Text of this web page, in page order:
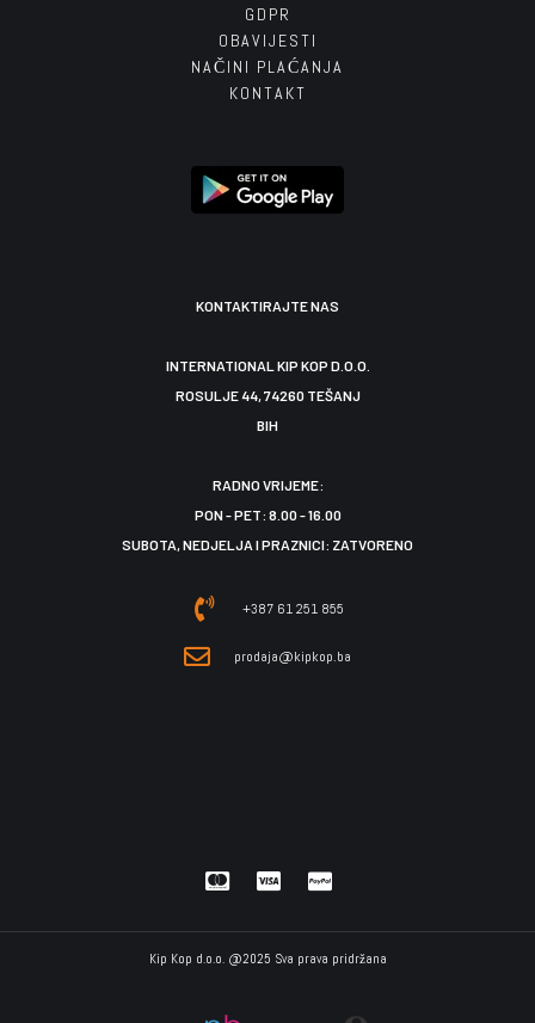
GDPR
OBAVIJESTI
NAČINI PLAĆANJA
KONTAKT
KONTAKTIRAJTE NAS
INTERNATIONAL KIP KOP D.O.O.
ROSULJE 44, 74260 TEŠANJ
BIH
RADNO VRIJEME:
PON - PET: 8.00 - 16.00
SUBOTA, NEDJELJA I PRAZNICI: ZATVORENO
+387 61 251 855
prodaja@kipkop.ba
Kip Kop d.o.o. @2025 Sva prava pridržana